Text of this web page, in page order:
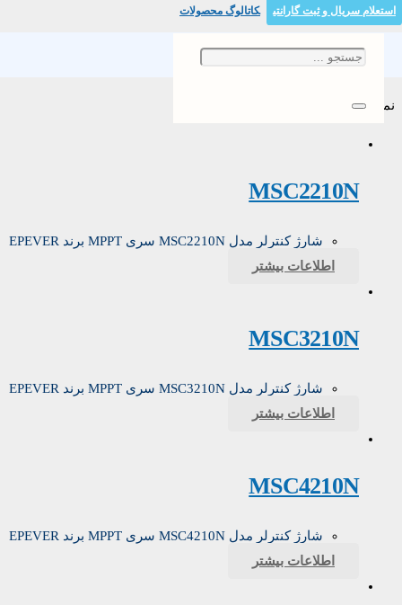
استعلام سریال و ثبت گارانتی کاتالوگ محصولات
MSC-N
نمایش دادن همه 4 نتیجه
MSC2210N
شارژ کنترلر مدل MSC2210N سری MPPT برند EPEVER
اطلاعات بیشتر
MSC3210N
شارژ کنترلر مدل MSC3210N سری MPPT برند EPEVER
اطلاعات بیشتر
MSC4210N
شارژ کنترلر مدل MSC4210N سری MPPT برند EPEVER
اطلاعات بیشتر